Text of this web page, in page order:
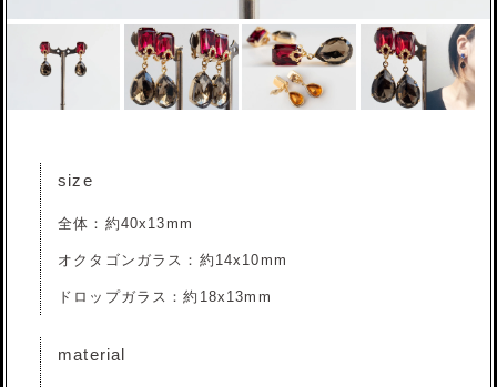
size
全体：約40x13mm
オクタゴンガラス：約14x10mm
ドロップガラス：約18x13mm
material